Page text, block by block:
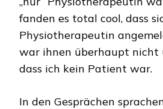
fanden es total cool, dass
Physiotherapeutin
war ihnen überhaupt nicht
dass ich kein Patient war.
In den Gesprächen